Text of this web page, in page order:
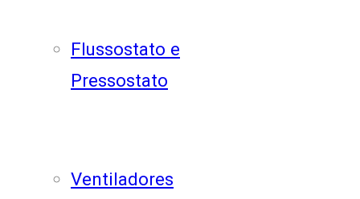
Flussostato e
Pressostato
Ventiladores